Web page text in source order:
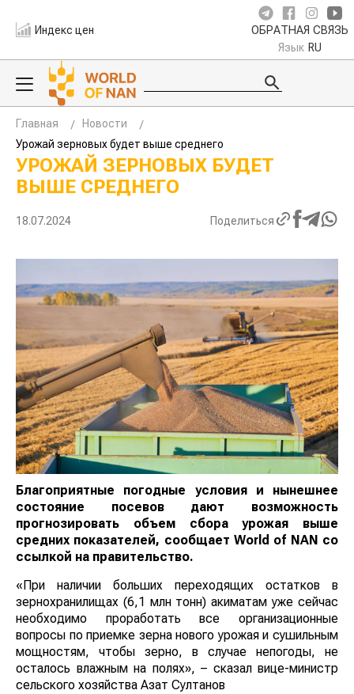
Индекс цен ОБРАТНАЯ СВЯЗЬ
Язык RU
Главная
Новости
Урожай зерновых будет выше среднего
УРОЖАЙ ЗЕРНОВЫХ БУДЕТ
ВЫШЕ СРЕДНЕГО
18.07.2024 Поделиться
Благоприятные погодные условия и нынешнее
состояние посевов дают возможность
прогнозировать объем сбора урожая выше
средних показателей, сообщает World of NAN со
ссылкой на правительство.
«При наличии больших переходящих остатков в
зернохранилищах (6,1 млн тонн) акиматам уже сейчас
необходимо проработать все организационные
вопросы по приемке зерна нового урожая и сушильным
мощностям, чтобы зерно, в случае непогоды, не
осталось влажным на полях», – сказал вице-министр
сельского хозяйства Азат Султанов